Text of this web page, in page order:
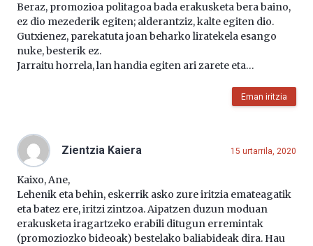
Beraz, promozioa politagoa bada erakusketa bera baino,
ez dio mezederik egiten; alderantziz, kalte egiten dio.
Gutxienez, parekatuta joan beharko liratekela esango
nuke, besterik ez.
Jarraitu horrela, lan handia egiten ari zarete eta…
Eman iritzia
Zientzia Kaiera 15 urtarrila, 2020
Kaixo, Ane,
Lehenik eta behin, eskerrik asko zure iritzia emateagatik
eta batez ere, iritzi zintzoa. Aipatzen duzun moduan
erakusketa iragartzeko erabili ditugun erremintak
(promoziozko bideoak) bestelako baliabideak dira. Hau